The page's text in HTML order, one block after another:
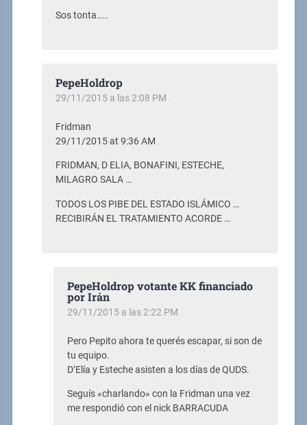
Sos tonta…..
PepeHoldrop
29/11/2015 a las 2:08 PM
Fridman
29/11/2015 at 9:36 AM
FRIDMAN, D ELIA, BONAFINI, ESTECHE,
MILAGRO SALA …
TODOS LOS PIBE DEL ESTADO ISLÁMICO …
RECIBIRÁN EL TRATAMIENTO ACORDE …
PepeHoldrop votante KK financiado
por Irán
29/11/2015 a las 2:22 PM
Pero Pepito ahora te querés escapar, si son de
tu equipo.
D’Elía y Esteche asisten a los días de QUDS.
Seguís «charlando» con la Fridman una vez
me respondió con el nick BARRACUDA